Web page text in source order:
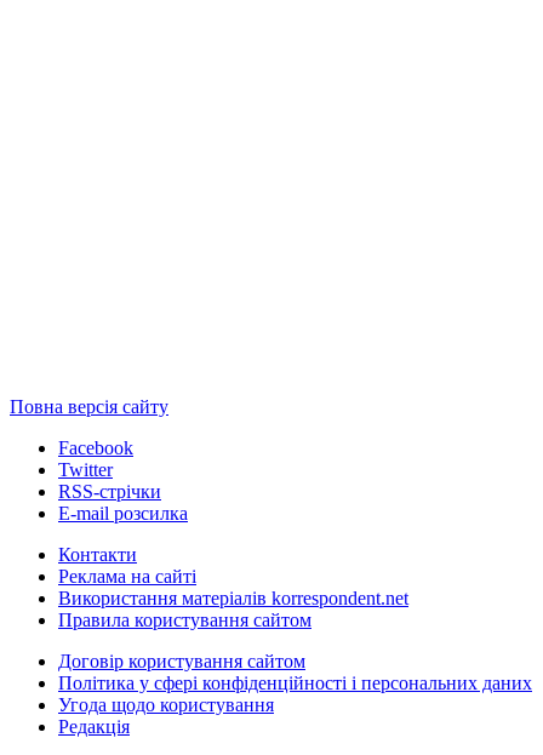
Повна версія сайту
Facebook
Twitter
RSS-стрічки
E-mail розсилка
Контакти
Реклама на сайті
Використання матеріалів korrespondent.net
Правила користування сайтом
Договір користування сайтом
Політика у сфері конфіденційності і персональних даних
Угода щодо користування
Редакція